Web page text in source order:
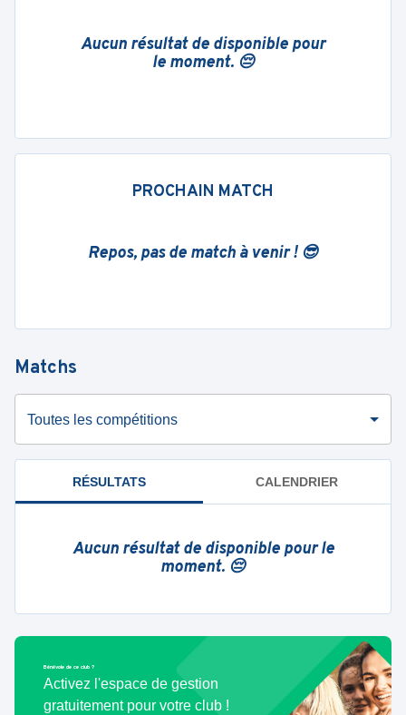
Aucun résultat de disponible pour
le moment. 😔
PROCHAIN MATCH
Repos, pas de match à venir ! 😎
Matchs
Toutes les compétitions
RÉSULTATS CALENDRIER
Aucun résultat de disponible pour le
moment. 😔
Bénévole de ce club ?
Activez l'espace de gestion
gratuitement pour votre club !